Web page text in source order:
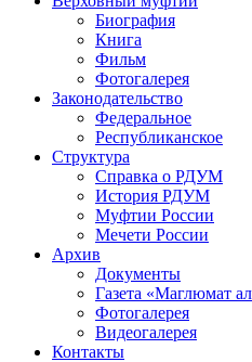
Биография
Книга
Фильм
Фотогалерея
Законодательство
Федеральное
Республиканское
Структура
Справка о РДУМ
История РДУМ
Муфтии России
Мечети России
Архив
Документы
Газета «Маглюмат
Фотогалерея
Видеогалерея
Контакты